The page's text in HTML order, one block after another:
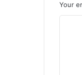
Your